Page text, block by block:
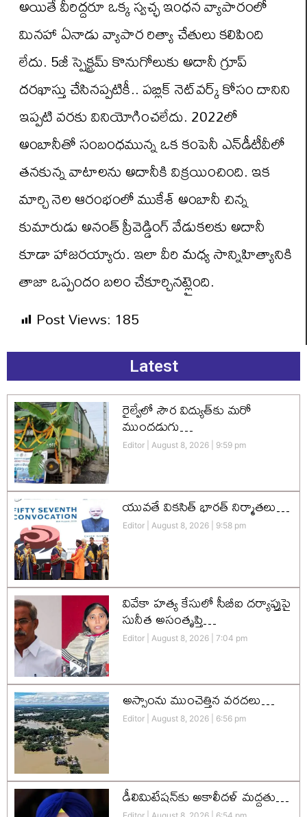
అయితే వీరిద్దరూ ఒక్క స్వచ్ఛ ఇంధన వ్యాపారంలో
మినహా ఏనాడు వ్యాపార రిత్యా చేతులు కలిపింది
లేదు. 5జీ స్పెక్ట్రమ్‌ కొనుగోలుకు అదానీ గ్రూప్‌
దరఖాస్తు చేసినప్పటికీ.. పబ్లిక్‌ నెట్‌వర్క్‌ కోసం దానిని
ఇప్పటి వరకు వినియోగించలేదు. 2022లో
అంబానీతో సంబంధమున్న ఒక కంపెనీ ఎన్‌డీటీవీలో
తనకున్న వాటాలను అదానీకి విక్రయించింది. ఇక
మార్చి నెల ఆరంభంలో ముకేశ్‌ అంబానీ చిన్న
కుమారుడు అనంత్‌ ప్రీవెడ్డింగ్‌ వేడుకలకు అదానీ
కూడా హాజరయ్యారు. ఇలా వీరి మధ్య సాన్నిహిత్యానికి
తాజా ఒప్పందం బలం చేకూర్చినట్లైంది.
Post Views: 185
Latest
రైల్వేలో సౌర విద్యుత్‌కు మరో
ముందడుగు…
Editor August 8, 2026 9:59 pm
యువతే వికసిత్‌ భారత్‌ నిర్మాతలు…
Editor August 8, 2026 9:58 pm
వివేకా హత్య కేసులో సీబీఐ దర్యాప్తుపై
సునీత అసంతృప్తి…
Editor August 8, 2026 7:04 pm
అస్సాంను ముంచెత్తిన వరదలు…
Editor August 8, 2026 6:56 pm
డీలిమిటేషన్‌కు అకాలీదళ్‌ మద్దతు…